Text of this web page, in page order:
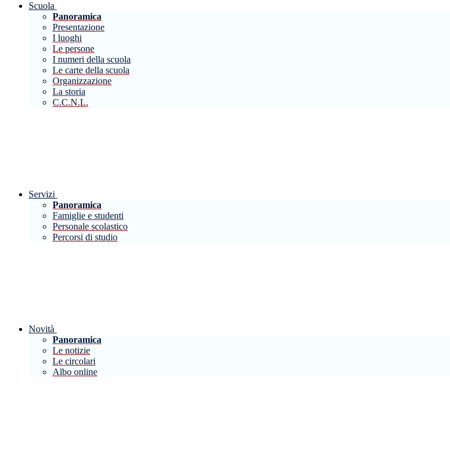
Scuola
Panoramica
Presentazione
I luoghi
Le persone
I numeri della scuola
Le carte della scuola
Organizzazione
La storia
C.C.N.L.
Servizi
Panoramica
Famiglie e studenti
Personale scolastico
Percorsi di studio
Novità
Panoramica
Le notizie
Le circolari
Albo online